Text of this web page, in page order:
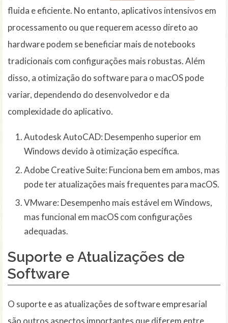
fluida e eficiente. No entanto, aplicativos intensivos em
processamento ou que requerem acesso direto ao
hardware podem se beneficiar mais de notebooks
tradicionais com configurações mais robustas. Além
disso, a otimização do software para o macOS pode
variar, dependendo do desenvolvedor e da
complexidade do aplicativo.
Autodesk AutoCAD: Desempenho superior em
Windows devido à otimização específica.
Adobe Creative Suite: Funciona bem em ambos, mas
pode ter atualizações mais frequentes para macOS.
VMware: Desempenho mais estável em Windows,
mas funcional em macOS com configurações
adequadas.
Suporte e Atualizações de
Software
O suporte e as atualizações de software empresarial
são outros aspectos importantes que diferem entre